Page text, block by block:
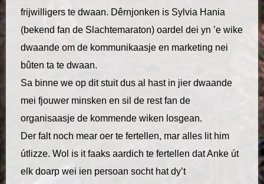
frijwilligers te dwaan. Dêrnjonken is Sylvia Hania
(bekend fan de Slachtemaraton) oardel dei yn ’e wike
dwaande om de kommunikaasje en marketing nei
bûten ta te dwaan.
Sa binne we op dit stuit dus al hast in jier dwaande
mei fjouwer minsken en sil de rest fan de
organisaasje de kommende wiken losgean.
Der falt noch mear oer te fertellen, mar alles lit him
útlizze. Wol is it faaks aardich te fertellen dat Anke út
elk doarp wei ien persoan socht hat dy’t